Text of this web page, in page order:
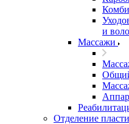
и
Массажи
Отделение